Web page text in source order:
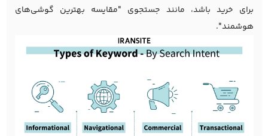
برای خرید باشد، مانند جستجوی "مقایسه بهترین گوشی‌های
هوشمند".